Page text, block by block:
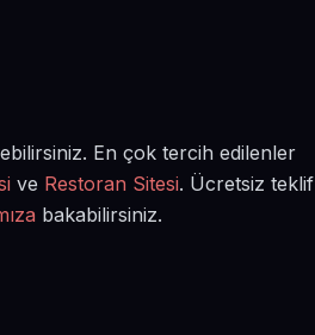
En çok tercih edilenler
ve Restoran Sitesi. Ücretsiz teklif
bakabilirsiniz.